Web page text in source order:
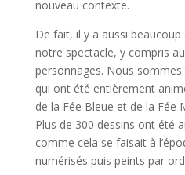
nouveau contexte.
De fait, il y a aussi beaucoup
notre spectacle, y compris
personnages. Nous sommes
qui ont été entièrement
de la Fée Bleue et de la Fée
Plus de 300 dessins ont été
comme cela se faisait à
numérisés puis peints par